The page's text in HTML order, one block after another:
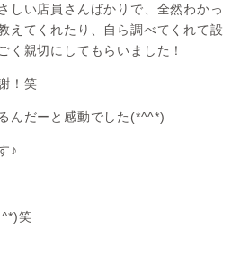
しい店員さんばかりで、全然わかっ
えてくれたり、自ら調べてくれて設
く親切にしてもらいました！
！笑
んだーと感動でした(*^^*)
♪
笑